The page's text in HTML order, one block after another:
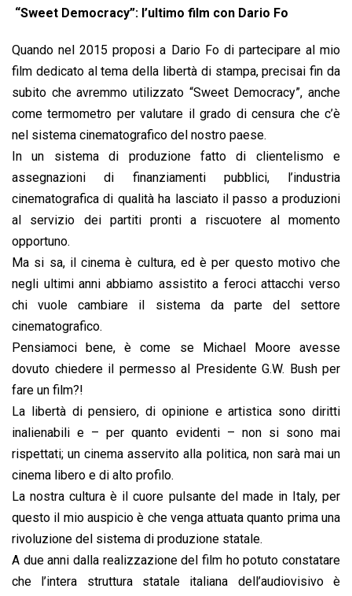
“Sweet Democracy”: l’ultimo film con Dario Fo
Quando nel 2015 proposi a Dario Fo di partecipare al mio
film dedicato al tema della libertà di stampa, precisai fin da
subito che avremmo utilizzato “Sweet Democracy”, anche
come termometro per valutare il grado di censura che c’è
nel sistema cinematografico del nostro paese.
In un sistema di produzione fatto di clientelismo e
assegnazioni di finanziamenti pubblici, l’industria
cinematografica di qualità ha lasciato il passo a produzioni
al servizio dei partiti pronti a riscuotere al momento
opportuno.
Ma si sa, il cinema è cultura, ed è per questo motivo che
negli ultimi anni abbiamo assistito a feroci attacchi verso
chi vuole cambiare il sistema da parte del settore
cinematografico.
Pensiamoci bene, è come se Michael Moore avesse
dovuto chiedere il permesso al Presidente G.W. Bush per
fare un film?!
La libertà di pensiero, di opinione e artistica sono diritti
inalienabili e – per quanto evidenti – non si sono mai
rispettati; un cinema asservito alla politica, non sarà mai un
cinema libero e di alto profilo.
La nostra cultura è il cuore pulsante del made in Italy, per
questo il mio auspicio è che venga attuata quanto prima una
rivoluzione del sistema di produzione statale.
A due anni dalla realizzazione del film ho potuto constatare
che l’intera struttura statale italiana dell’audiovisivo è